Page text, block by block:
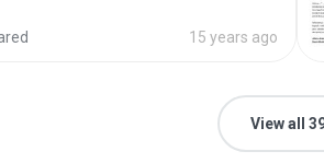
15 years ago
View all